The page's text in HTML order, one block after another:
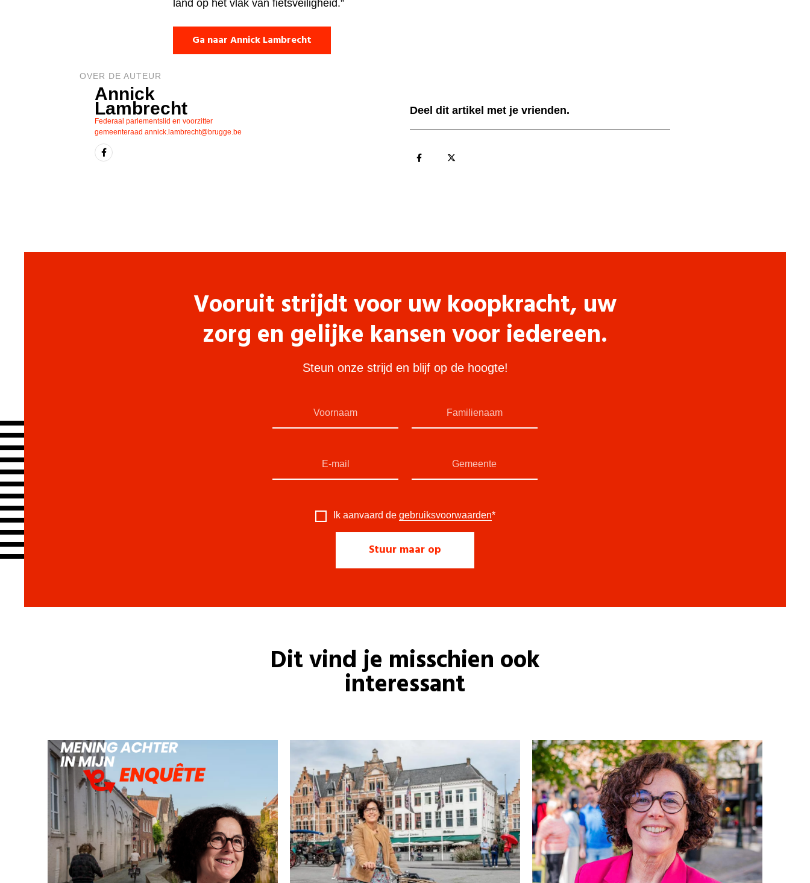
land op het vlak van fietsveiligheid.”
Ga naar Annick Lambrecht
OVER DE AUTEUR
Annick
Lambrecht
Federaal parlementslid en voorzitter
gemeenteraad annick.lambrecht@brugge.be
Deel dit artikel met je vrienden.
Vooruit strijdt voor uw koopkracht, uw
zorg en gelijke kansen voor iedereen.
Steun onze strijd en blijf op de hoogte!
Ik aanvaard de gebruiksvoorwaarden*
Dit vind je misschien ook
interessant